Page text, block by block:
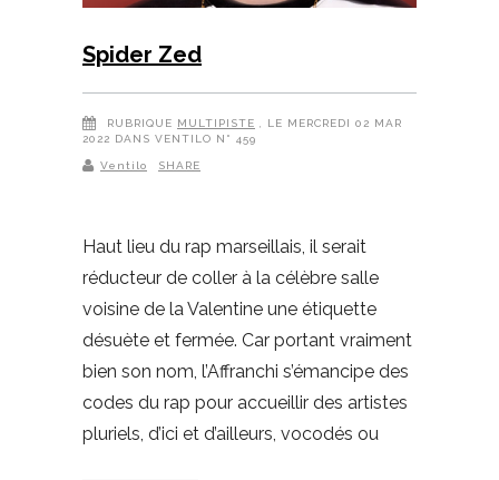
Spider Zed
RUBRIQUE MULTIPISTE
, LE MERCREDI 02 MAR
2022 DANS VENTILO N° 459
Ventilo SHARE
Haut lieu du rap marseillais, il serait
réducteur de coller à la célèbre salle
voisine de la Valentine une étiquette
désuète et fermée. Car portant vraiment
bien son nom, l’Affranchi s’émancipe des
codes du rap pour accueillir des artistes
pluriels, d’ici et d’ailleurs, vocodés ou